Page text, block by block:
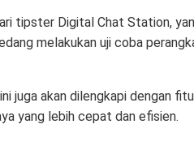
tipster Digital Chat Station,
melakukan uji coba
juga akan dilengkapi dengan
yang lebih cepat dan efisien.